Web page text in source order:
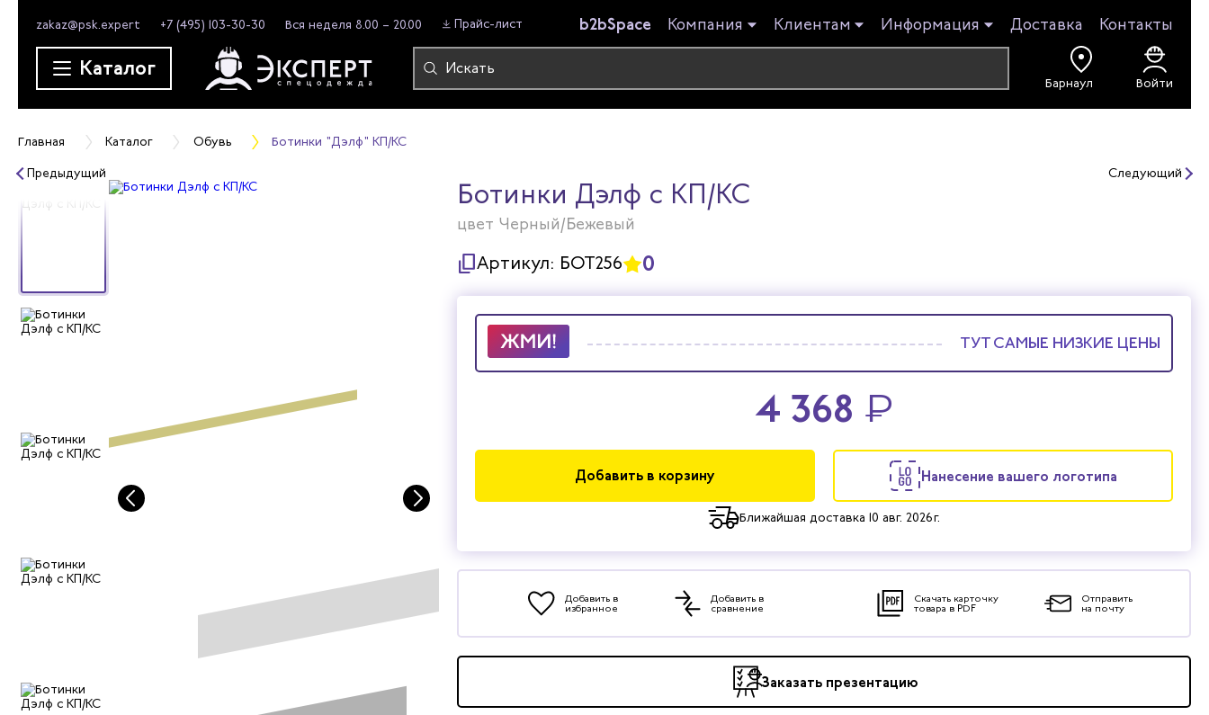
zakaz@psk.expert +7 (495) 103-30-30 Вся неделя 8.00 – 20.00 Прайс-лист b2bSpace Компания Клиентам Информация Доставка Контакты
Каталог
Войти
Главная Каталог Обувь
Ботинки "Дэлф" КП/КС
Предыдущий
Ботинки Дэлф с КП/КС
цвет Черный/Бежевый
Артикул: БОТ256 0
ТУТ САМЫЕ НИЗКИЕ ЦЕНЫ
4 368 ₽
Добавить в корзину
Ближайшая доставка 10 авг. 2026 г.
Нанесение вашего логотипа
Добавить в
избранное
Добавить в
сравнение
Скачать карточку
товара в PDF
Отправить
на почту
Заказать презентацию
Следующий